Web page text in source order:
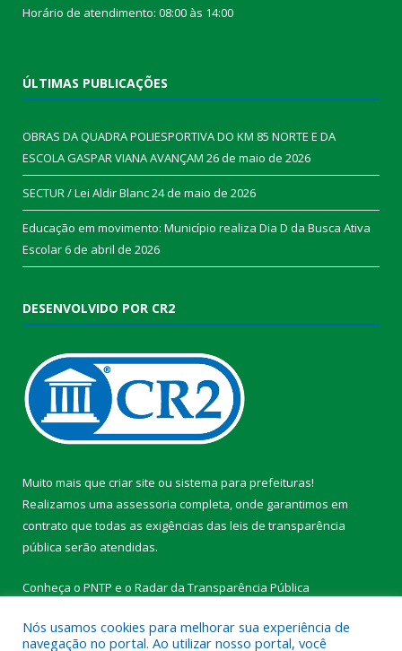
Horário de atendimento: 08:00 às 14:00
ÚLTIMAS PUBLICAÇÕES
OBRAS DA QUADRA POLIESPORTIVA DO KM 85 NORTE E DA
ESCOLA GASPAR VIANA AVANÇAM 26 de maio de 2026
SECTUR / Lei Aldir Blanc24 de maio de 2026
Educação em movimento: Município realiza Dia D da Busca Ativa
Escolar6 de abril de 2026
DESENVOLVIDO POR CR2
Muito mais que criar site ou sistema para prefeituras!
Realizamos uma assessoria completa, onde garantimos em
contrato que todas as exigências das leis de transparência
pública serão atendidas.
Conheça o PNTP e o Radar da Transparência Pública
Nós usamos cookies para melhorar sua experiência de
navegação no portal. Ao utilizar nosso portal, você